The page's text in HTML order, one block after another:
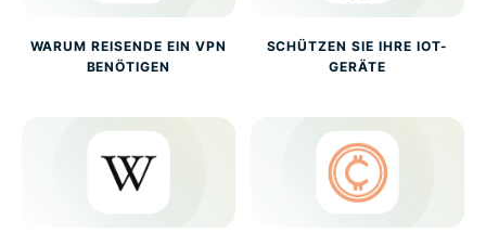
WARUM REISENDE EIN VPN
BENÖTIGEN
SCHÜTZEN SIE IHRE IOT-
GERÄTE